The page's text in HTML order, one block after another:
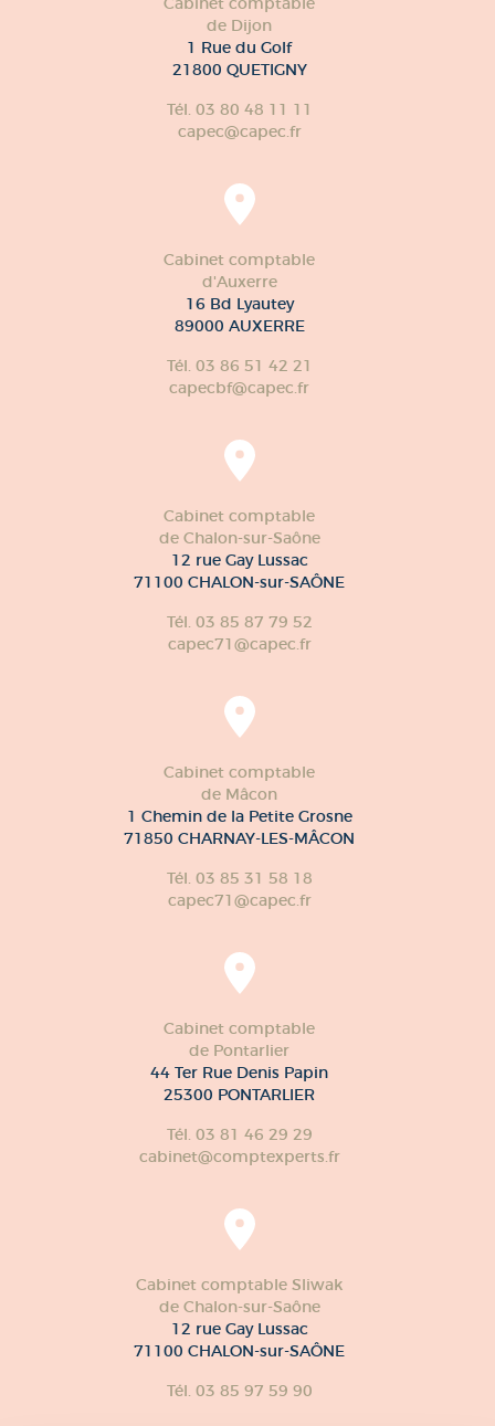
de Dijon
1 Rue du Golf
21800 QUETIGNY
Tél. 03 80 48 11 11
capec@capec.fr
Cabinet comptable
d'Auxerre
16 Bd Lyautey
89000 AUXERRE
Tél. 03 86 51 42 21
capecbf@capec.fr
Cabinet comptable
de Chalon-sur-Saône
12 rue Gay Lussac
71100 CHALON-sur-SAÔNE
Tél. 03 85 87 79 52
capec71@capec.fr
Cabinet comptable
de Mâcon
1 Chemin de la Petite Grosne
71850 CHARNAY-LES-MÂCON
Tél. 03 85 31 58 18
capec71@capec.fr
Cabinet comptable
de Pontarlier
44 Ter Rue Denis Papin
25300 PONTARLIER
Tél. 03 81 46 29 29
cabinet@comptexperts.fr
Cabinet comptable Sliwak
de Chalon-sur-Saône
12 rue Gay Lussac
71100 CHALON-sur-SAÔNE
Tél. 03 85 97 59 90